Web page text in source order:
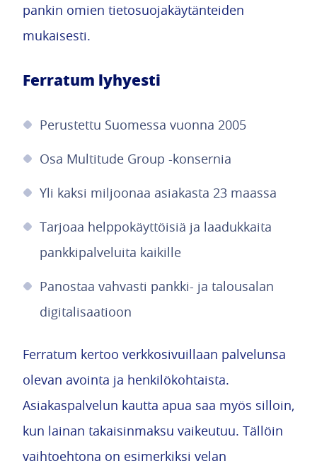
pankin omien tietosuojakäytänteiden
mukaisesti.
Ferratum lyhyesti
Perustettu Suomessa vuonna 2005
Osa Multitude Group -konsernia
Yli kaksi miljoonaa asiakasta 23 maassa
Tarjoaa helppokäyttöisiä ja laadukkaita
pankkipalveluita kaikille
Panostaa vahvasti pankki- ja talousalan
digitalisaatioon
Ferratum kertoo verkkosivuillaan palvelunsa
olevan avointa ja henkilökohtaista.
Asiakaspalvelun kautta apua saa myös silloin,
kun lainan takaisinmaksu vaikeutuu. Tällöin
vaihtoehtona on esimerkiksi velan